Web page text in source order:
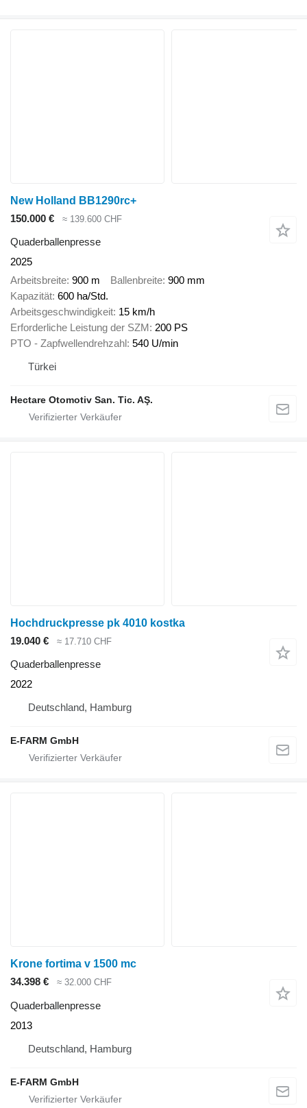
New Holland BB1290rc+
150.000 €
≈ 139.600 CHF
Quaderballenpresse
2025
Arbeitsbreite 900 m Ballenbreite 900 mm
Kapazität 600 ha/Std.
Arbeitsgeschwindigkeit 15 km/h
Erforderliche Leistung der SZM 200 PS
PTO - Zapfwellendrehzahl 540 U/min
Türkei
Hectare Otomotiv San. Tic. AŞ.
Hochdruckpresse pk 4010 kostka
19.040 €
≈ 17.710 CHF
Quaderballenpresse
2022
Deutschland, Hamburg
E-FARM GmbH
Krone fortima v 1500 mc
34.398 €
≈ 32.000 CHF
Quaderballenpresse
2013
Deutschland, Hamburg
E-FARM GmbH